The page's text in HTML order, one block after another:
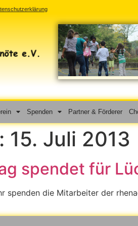
Spenden Partner & Förderer
15. Juli 2013
spendet für
spenden die Mitarbeiter der